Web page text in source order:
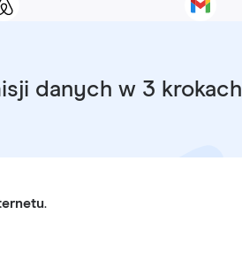
danych w 3 krokach
.